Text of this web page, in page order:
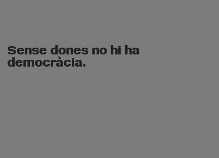
Sense dones no hi ha
democràcia.